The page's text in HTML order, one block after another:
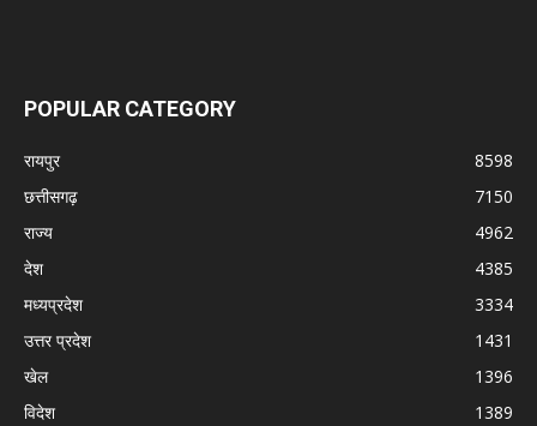
POPULAR CATEGORY
रायपुर
8598
छत्तीसगढ़
7150
राज्य
4962
देश
4385
मध्यप्रदेश
3334
उत्तर प्रदेश
1431
खेल
1396
विदेश
1389